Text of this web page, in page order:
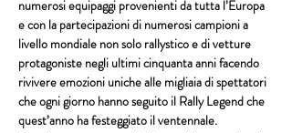
numerosi equipaggi provenienti da tutta l’Europa
e con la partecipazioni di numerosi campioni a
livello mondiale non solo rallystico e di vetture
protagoniste negli ultimi cinquanta anni facendo
rivivere emozioni uniche alle migliaia di spettatori
che ogni giorno hanno seguito il Rally Legend che
quest’anno ha festeggiato il ventennale.